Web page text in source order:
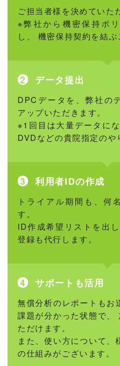
ご担当者様を決めていた
※弊社から機密保持ポ
し、 機密保持契約を結ぶ
データ提出
DPCデータを、弊社の
アップいただきます。
※1回目は大量データに
DVDなどの貴院指定のや
利用者IDの作成
トライアル期間も、何
す。
ID作成希望リストを出
登録も代行します。
サポートも活用
無償分析のレポートもお
課題が分かった状態で、
ただけます。
また、使い方について
の仕組みがございます。